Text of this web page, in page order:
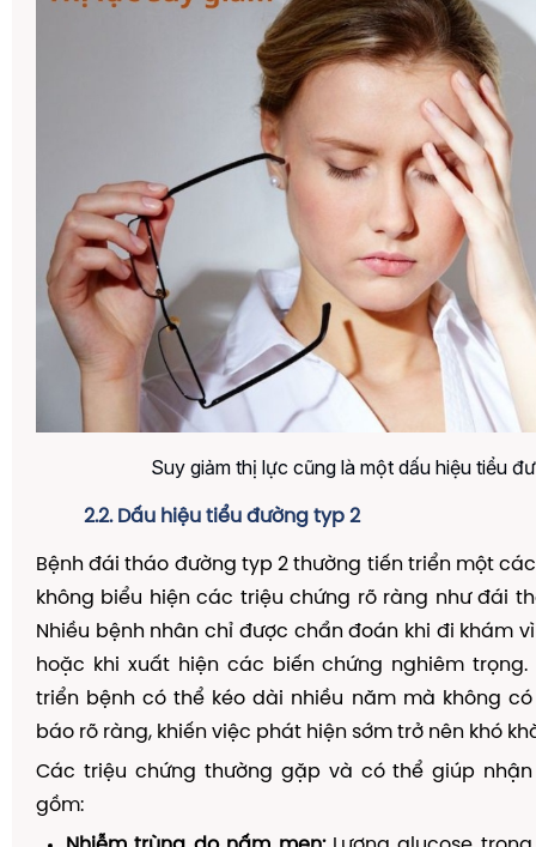
Suy giảm thị lực cũng là một dấu hiệu tiểu
2.2. Dấu hiệu tiểu đường typ 2
Bệnh đái tháo đường typ 2 thường tiến triển một
không biểu hiện các triệu chứng rõ ràng như đái
Nhiều bệnh nhân chỉ được chẩn đoán khi đi khám
hoặc khi xuất hiện các biến chứng nghiêm
triển bệnh có thể kéo dài nhiều năm mà không
báo rõ ràng, khiến việc phát hiện sớm trở nên khó
Các triệu chứng thường gặp và có thể giúp
gồm: